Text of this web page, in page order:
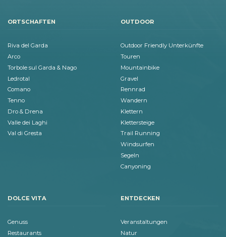
ORTSCHAFTEN
Riva del Garda
Arco
Torbole sul Garda & Nago
Ledrotal
Comano
Tenno
Dro & Drena
Valle dei Laghi
Val di Gresta
OUTDOOR
Outdoor Friendly Unterkünfte
Touren
Mountainbike
Gravel
Rennrad
Wandern
Klettern
Klettersteige
Trail Running
Windsurfen
Segeln
Canyoning
DOLCE VITA
Genuss
Restaurants
ENTDECKEN
Veranstaltungen
Natur